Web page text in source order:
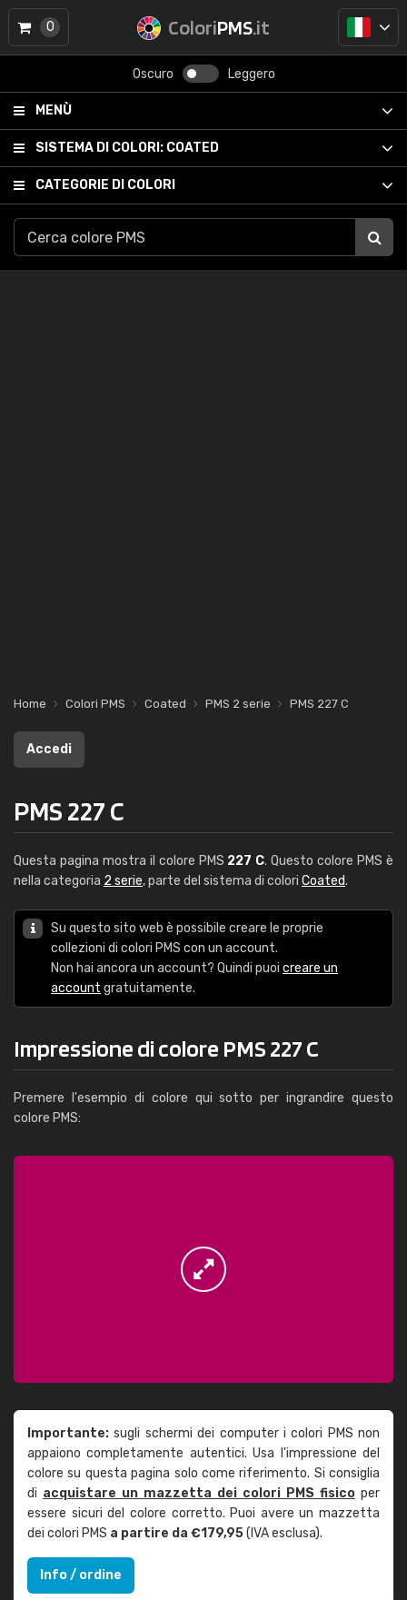
ColoriPMS.it
Oscuro Leggero
MENÙ
SISTEMA DI COLORI: COATED
CATEGORIE DI COLORI
0
Home Colori PMS Coated PMS 2 serie PMS 227 C
Accedi
PMS 227 C
Questa pagina mostra il colore PMS 227 C. Questo colore PMS è
nella categoria 2 serie, parte del sistema di colori Coated.
Su questo sito web è possibile creare le proprie
collezioni di colori PMS con un account.
Non hai ancora un account? Quindi puoi creare un
account gratuitamente.
Impressione di colore PMS 227 C
Premere l'esempio di colore qui sotto per ingrandire questo
colore PMS:
Importante: sugli schermi dei computer i colori PMS non
appaiono completamente autentici. Usa l'impressione del
colore su questa pagina solo come riferimento. Si consiglia
di acquistare un mazzetta dei colori PMS fisico per
essere sicuri del colore corretto. Puoi avere un mazzetta
dei colori PMS a partire da €179,95(IVA esclusa).
Info / ordine